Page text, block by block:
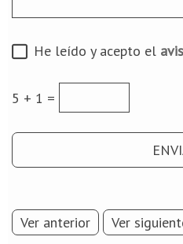
He leído y acepto el
5 + 1 =
Ver anterior Ver